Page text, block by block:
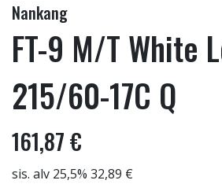
Nankang
FT-9 M/T White
215/60-17C Q
161,87 €
sis. alv 25,5% 32,89 €